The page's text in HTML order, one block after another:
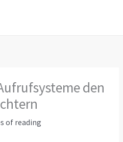
den
of reading